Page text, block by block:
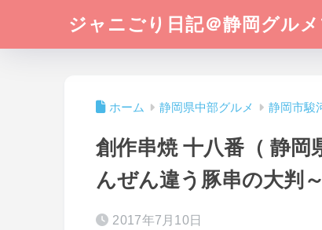
ジャニごり日記＠静岡グル
ホーム 静岡県中部グルメ 静岡市駿
創作串焼 十八番（ 静
んぜん違う豚串の大判～
2017年7月10日